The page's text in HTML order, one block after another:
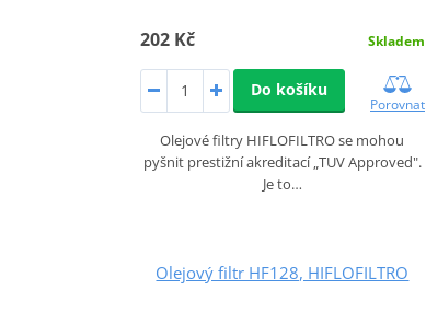
202 Kč Skladem
Do košíku
Porovnat
Olejové filtry HIFLOFILTRO se mohou
pyšnit prestižní akreditací „TUV Approved".
Je to…
Olejový filtr HF128, HIFLOFILTRO